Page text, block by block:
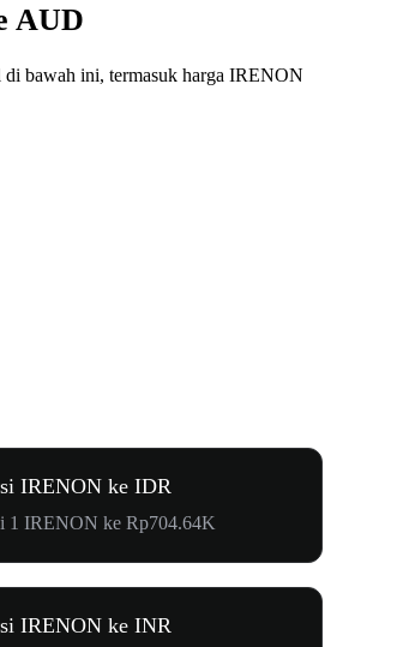
AUD
di bawah ini, termasuk harga IRENON
IRENON ke IDR
1 IRENON ke Rp704.64K
IRENON ke INR